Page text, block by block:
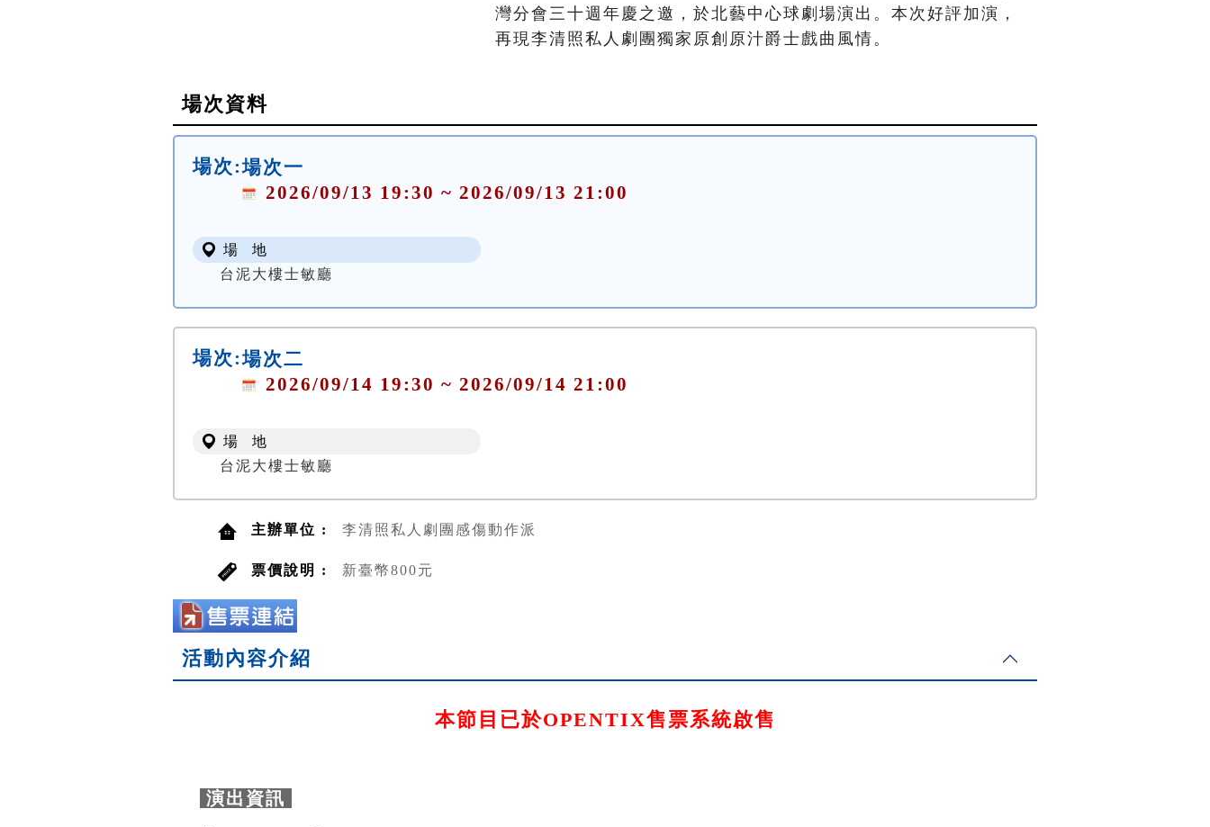
灣分會三十週年慶之邀，於北藝中心球劇場演出。本次好評加演，
再現李清照私人劇團獨家原創原汁爵士戲曲風情。
場次資料
場次:場次一
2026/09/13 19:30 ~ 2026/09/13 21:00
場 地
台泥大樓士敏廳
場次:場次二
2026/09/14 19:30 ~ 2026/09/14 21:00
場 地
台泥大樓士敏廳
主辦單位 : 李清照私人劇團感傷動作派
票價說明 : 新臺幣800元
活動內容介紹
本節目已於OPENTIX售票系統啟售
演出資訊